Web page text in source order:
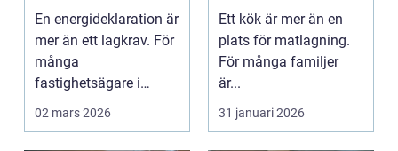
kostnader och
höjer värdet
En energideklaration är
mer än ett lagkrav. För
många
fastighetsägare i
Örebro blir
02 mars 2026
personligt kök
Ett kök är mer än en
plats för matlagning.
För många familjer
är...
31 januari 2026